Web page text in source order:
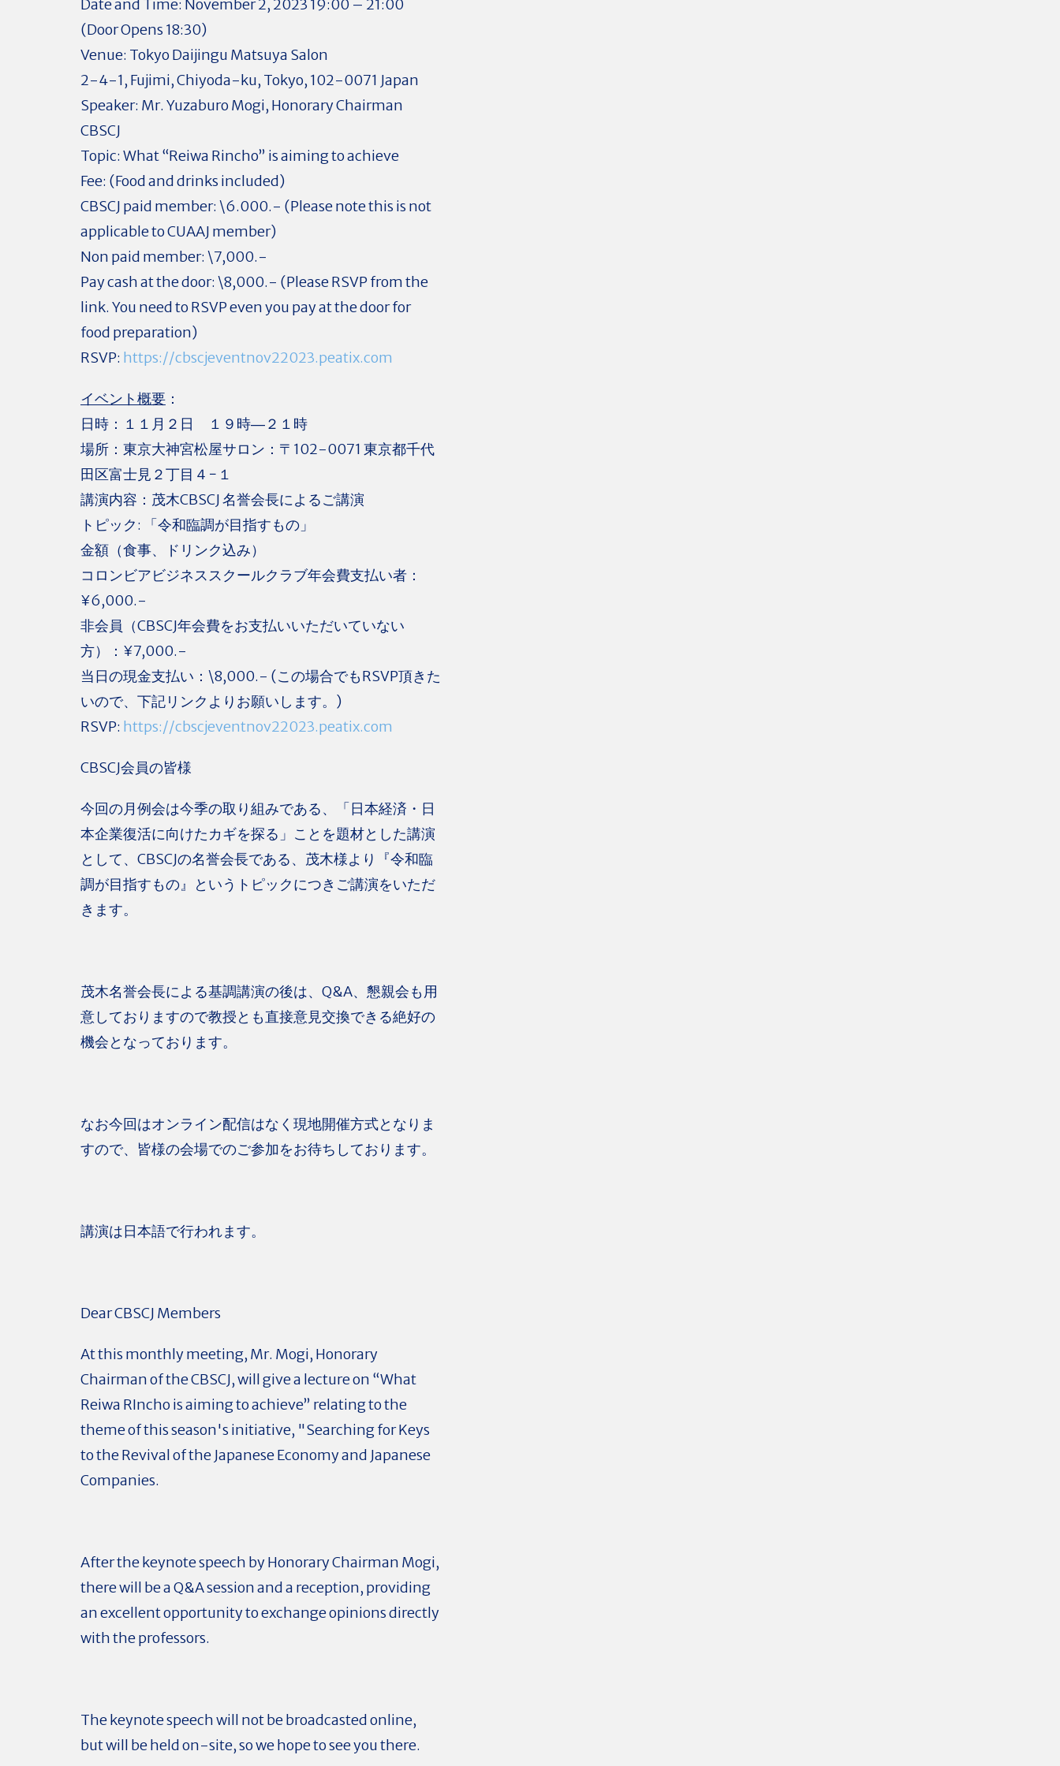
Date and Time: November 2, 2023 19:00 – 21:00
(Door Opens 18:30)
Venue: Tokyo Daijingu Matsuya Salon
2-4-1, Fujimi, Chiyoda-ku, Tokyo, 102-0071 Japan
Speaker: Mr. Yuzaburo Mogi, Honorary Chairman
CBSCJ
Topic: What “Reiwa Rincho” is aiming to achieve
Fee: (Food and drinks included)
CBSCJ paid member: \6.000.- (Please note this is not
applicable to CUAAJ member)
Non paid member: \7,000.-
Pay cash at the door: \8,000.- (Please RSVP from the
link. You need to RSVP even you pay at the door for
food preparation)
RSVP: https://cbscjeventnov22023.peatix.com
イベント概要 ：
日時：１１月２日 １９時―２１時
場所：東京大神宮松屋サロン：〒102-0071 東京都千代
田区富士見２丁目４−１
講演内容：茂木CBSCJ 名誉会長によるご講演
トピック: 「令和臨調が目指すもの」
金額（食事、ドリンク込み）
コロンビアビジネススクールクラブ年会費支払い者：
¥6,000.-
非会員（CBSCJ年会費をお支払いいただいていない
方）：¥7,000.-
当日の現金支払い：\8,000.- (この場合でもRSVP頂きた
いので、下記リンクよりお願いします。)
RSVP: https://cbscjeventnov22023.peatix.com
CBSCJ会員の皆様
今回の月例会は今季の取り組みである、「日本経済・日
本企業復活に向けたカギを探る」ことを題材とした講演
として、CBSCJの名誉会長である、茂木様より『令和臨
調が目指すもの』というトピックにつきご講演をいただ
きます。
茂木名誉会長による基調講演の後は、Q&A、懇親会も用
意しておりますので教授とも直接意見交換できる絶好の
機会となっております。
なお今回はオンライン配信はなく現地開催方式となりま
すので、皆様の会場でのご参加をお待ちしております。
講演は日本語で行われます。
Dear CBSCJ Members
At this monthly meeting, Mr. Mogi, Honorary
Chairman of the CBSCJ, will give a lecture on “What
Reiwa RIncho is aiming to achieve” relating to the
theme of this season's initiative, "Searching for Keys
to the Revival of the Japanese Economy and Japanese
Companies.
After the keynote speech by Honorary Chairman Mogi,
there will be a Q&A session and a reception, providing
an excellent opportunity to exchange opinions directly
with the professors.
The keynote speech will not be broadcasted online,
but will be held on-site, so we hope to see you there.